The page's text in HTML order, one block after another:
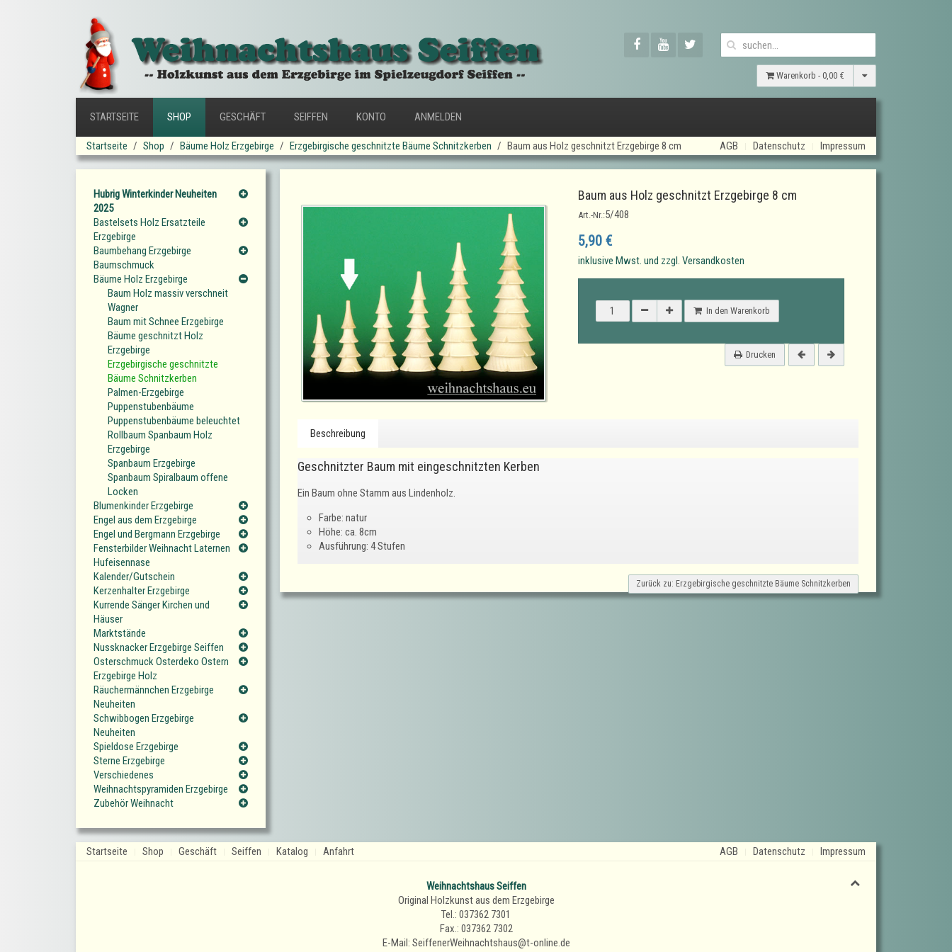
Warenkorb - 0,00 €
STARTSEITE SHOP GESCHÄFT SEIFFEN KONTO ANMELDEN
Startseite Shop Bäume Holz Erzgebirge Erzgebirgische geschnitzte Bäume Schnitzkerben Baum aus Holz geschnitzt Erzgebirge 8 cm AGB Datenschutz Impressum
Baum aus Holz geschnitzt Erzgebirge 8 cm
Art.-Nr.:5/408
5,90 €
inklusive Mwst. und zzgl. Versandkosten
In den Warenkorb
Drucken
Beschreibung
Geschnitzter Baum mit eingeschnitzten Kerben
Ein Baum ohne Stamm aus Lindenholz.
Farbe: natur
Höhe: ca. 8cm
Ausführung: 4 Stufen
Zurück zu: Erzgebirgische geschnitzte Bäume Schnitzkerben
Hubrig Winterkinder Neuheiten
2025
Bastelsets Holz Ersatzteile
Erzgebirge
Baumbehang Erzgebirge
Baumschmuck
Bäume Holz Erzgebirge
Baum Holz massiv verschneit
Wagner
Baum mit Schnee Erzgebirge
Bäume geschnitzt Holz
Erzgebirge
Erzgebirgische geschnitzte
Bäume Schnitzkerben
Palmen-Erzgebirge
Puppenstubenbäume
Puppenstubenbäume beleuchtet
Rollbaum Spanbaum Holz
Erzgebirge
Spanbaum Erzgebirge
Spanbaum Spiralbaum offene
Locken
Blumenkinder Erzgebirge
Engel aus dem Erzgebirge
Engel und Bergmann Erzgebirge
Fensterbilder Weihnacht Laternen
Hufeisennase
Kalender/Gutschein
Kerzenhalter Erzgebirge
Kurrende Sänger Kirchen und
Häuser
Marktstände
Nussknacker Erzgebirge Seiffen
Osterschmuck Osterdeko Ostern
Erzgebirge Holz
Räuchermännchen Erzgebirge
Neuheiten
Schwibbogen Erzgebirge
Neuheiten
Spieldose Erzgebirge
Sterne Erzgebirge
Verschiedenes
Weihnachtspyramiden Erzgebirge
Zubehör Weihnacht
Startseite Shop Geschäft Seiffen Katalog Anfahrt AGB Datenschutz Impressum
Weihnachtshaus Seiffen
Original Holzkunst aus dem Erzgebirge
Tel.: 037362 7301
Fax.: 037362 7302
E-Mail: SeiffenerWeihnachtshaus@t-online.de